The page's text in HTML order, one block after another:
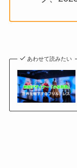
あわせて読みたい